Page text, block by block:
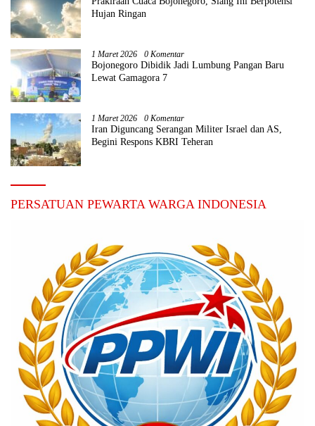
Hujan Ringan
1 Maret 2026 0 Komentar
Bojonegoro Dibidik Jadi Lumbung Pangan Baru
Lewat Gamagora 7
1 Maret 2026 0 Komentar
Iran Diguncang Serangan Militer Israel dan AS,
Begini Respons KBRI Teheran
PERSATUAN PEWARTA WARGA INDONESIA